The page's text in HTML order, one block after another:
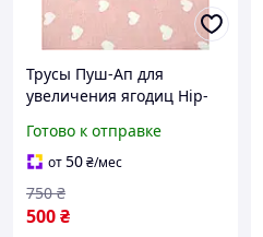
Трусы Пуш-Ап для
увеличения ягодиц Hip-
3101 черные бежевые
красные
Готово к отправке
от50₴/мес
500₴
750 ₴